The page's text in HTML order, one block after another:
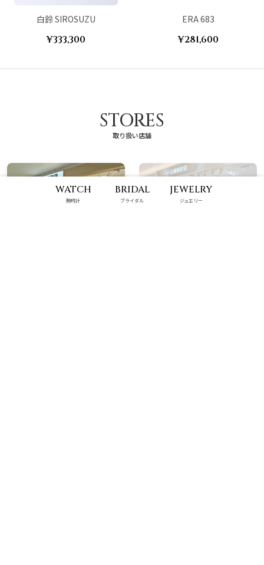
白鈴 SIROSUZU
¥333,300
ERA 683
¥281,600
STORES
取り扱い店舗
WATCH
腕時計
BRIDAL
ブライダル
JEWELRY
ジュエリー